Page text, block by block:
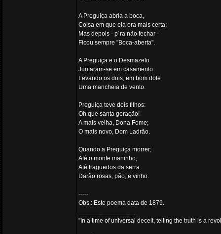
A Preguiça abria a boca,
Coisa em que ela era mais certa:
Mas depois - p´ra não fechar -
Ficou sempre "Boca-aberta".
A Preguiça e o Desmazelo
Juntaram-se em casamento:
Levando os dois, em bom dote
Uma mancheia de vento.
Preguiça teve dois filhos:
Oh que santa geração!
A mais velha, Dona Fome;
O mais novo, Dom Ladrão.
Quando a Preguiça morrer;
Até o monte maninho,
Até fraguedos da serra
Darão rosas, pão, e vinho.
-----
Obs.: Este poema data de 1879.
"In a time of universal deceit, telling the truth is a